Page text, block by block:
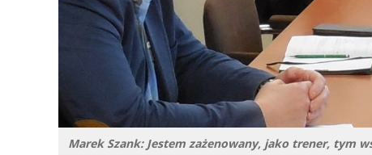
Marek Szank: Jestem zażenowany, jako trener, tym